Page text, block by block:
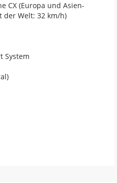
CX (Europa und Asien-
der Welt: 32 km/h)
System